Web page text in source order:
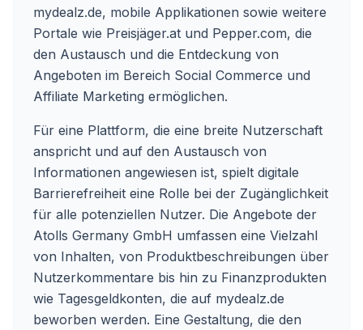
mydealz.de, mobile Applikationen sowie weitere
Portale wie Preisjäger.at und Pepper.com, die
den Austausch und die Entdeckung von
Angeboten im Bereich Social Commerce und
Affiliate Marketing ermöglichen.
Für eine Plattform, die eine breite Nutzerschaft
anspricht und auf den Austausch von
Informationen angewiesen ist, spielt digitale
Barrierefreiheit eine Rolle bei der Zugänglichkeit
für alle potenziellen Nutzer. Die Angebote der
Atolls Germany GmbH umfassen eine Vielzahl
von Inhalten, von Produktbeschreibungen über
Nutzerkommentare bis hin zu Finanzprodukten
wie Tagesgeldkonten, die auf mydealz.de
beworben werden. Eine Gestaltung, die den